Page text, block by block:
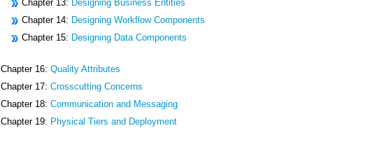
Chapter 13: Designing Business Entities
Chapter 14: Designing Workflow Components
Chapter 15: Designing Data Components
Chapter 16: Quality Attributes
Chapter 17: Crosscutting Concerns
Chapter 18: Communication and Messaging
Chapter 19: Physical Tiers and Deployment